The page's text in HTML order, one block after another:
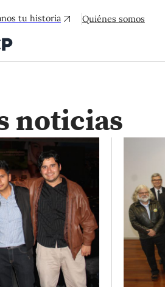
tu historia Quiénes somos
noticias